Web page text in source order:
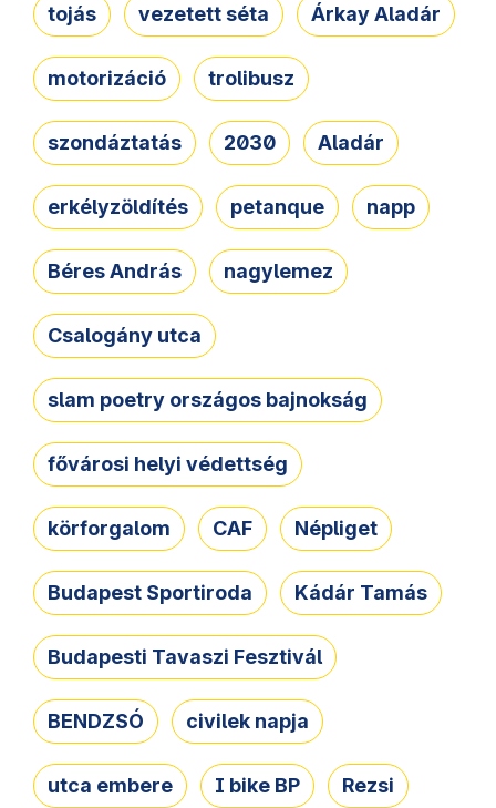
tojás vezetett séta Árkay Aladár
motorizáció trolibusz
szondáztatás 2030 Aladár
erkélyzöldítés petanque napp
Béres András nagylemez
Csalogány utca
slam poetry országos bajnokság
fővárosi helyi védettség
körforgalom CAF Népliget
Budapest Sportiroda Kádár Tamás
Budapesti Tavaszi Fesztivál
BENDZSÓ civilek napja
utca embere I bike BP Rezsi